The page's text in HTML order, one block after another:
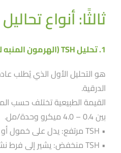
ثالثًا: أنواع
1. تحليل TSH (الهرمون المنبه للدرقية)
هو التحليل الأول الذي يُطلب
الدرقية.
القيمة الطبيعية تختلف حسب
بين 0.4 – 4.0 ميكرو وحدة/مل.
• TSH مرتفع: يدل على خمول أو قصور في نشاط الغدة.
• TSH منخفض: يشير إلى فرط نشاط الغدة الدرقية.